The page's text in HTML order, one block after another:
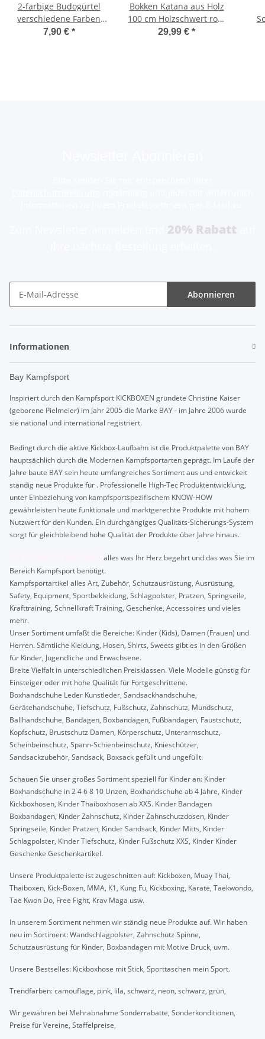
2-farbige Budogürtel
verschiedene Farben
und Längen
7,90 € *
Bokken Katana aus Holz
100 cm Holzschwert rote
Eiche
29,99 € *
20% Rabatt
Abonnieren
Informationen
Bay Kampfsport
Inspiriert durch den Kampfsport KICKBOXEN gründete Christine Kaiser
(geborene Pielmeier) im Jahr 2005 die Marke BAY - im Jahre 2006 wurde
sie national und international registriert.
Bedingt durch die aktive Kickbox-Laufbahn ist die Produktpalette von BAY
hauptsächlich durch die Modernen Kampfsportarten geprägt. Im Laufe der
Jahre baute BAY sein heute umfangreiches Sortiment aus und entwickelt
ständig neue Produkte für . Professionelle High-Tec Produktentwicklung,
unter Einbeziehung von kampfsportspezifischem KNOW-HOW
gewährleisten heute funktionale und marktgerechte Produkte mit hohem
Nutzwert für den Kunden. Ein durchgängiges Qualitäts-Sicherungs-System
sorgt für gleichbleibend hohe Qualität der Produkte über Jahre hinaus.
alles was Ihr Herz begehrt und das was Sie im
Bereich Kampfsport benötigt.
Kampfsportartikel alles Art, Zubehör, Schutzausrüstung, Ausrüstung,
Safety, Equipment, Sportbekleidung, Schlagpolster, Pratzen, Springseile,
Krafttraining, Schnellkraft Training, Geschenke, Accessoires und vieles
mehr.
Unser Sortiment umfaßt die Bereiche: Kinder (Kids), Damen (Frauen) und
Herren. Sämtliche Kleidung, Hosen, Shirts, Sweets gibt es in den Größen
für Kinder, Jugendliche und Erwachsene.
Breite Vielfalt in unterschiedlichen Preisklassen. Viele Modelle günstig für
Einsteiger oder mit hohe Qualität für Fortgeschrittene.
Boxhandschuhe Leder Kunstleder, Sandsackhandschuhe,
Gerätehandschuhe, Tiefschutz, Fußschutz, Zahnschutz, Mundschutz,
Ballhandschuhe, Bandagen, Boxbandagen, Fußbandagen, Faustschutz,
Kopfschutz, Brustschutz Damen, Körperschutz, Unterarmschutz,
Scheinbeinschutz, Spann-Schienbeinschutz, Knieschützer,
Sandsackzubehör, Sandsack, Boxsack gefüllt und ungefüllt.
Schauen Sie unser großes Sortiment speziell für Kinder an: Kinder
Boxhandschuhe in 2 4 6 8 10 Unzen, Boxhandschuhe ab 4 Jahre, Kinder
Kickboxhosen, Kinder Thaiboxhosen ab XXS. Kinder Bandagen
Boxbandagen, Kinder Zahnschutz, Kinder Zahnschutzdosen, Kinder
Springseile, Kinder Pratzen, Kinder Sandsack, Kinder Mitts, Kinder
Schlagpolster, Kinder Tiefschutz, Kinder Fußschutz XXS, Kinder Kinder
Geschenke Geschenkartikel.
Unsere Produktpalette ist zugeschnitten auf: Kickboxen, Muay Thai,
Thaiboxen, Kick-Boxen, MMA, K1, Kung Fu, Kickboxing, Karate, Taekwondo,
Tae Kwon Do, Free Fight, Krav Maga usw.
In unserem Sortiment nehmen wir ständig neue Produkte auf. Wir haben
neu im Sortiment: Wandschlagpolster, Zahnschutz Spinne,
Schutzausrüstung für Kinder, Boxbandagen mit Motive Druck, uvm.
Unsere Bestselles: Kickboxhose mit Stick, Sporttaschen mein Sport.
Trendfarben: camouflage, pink, lila, schwarz, neon, schwarz, grün,
Wir gewähren bei Mehrabnahme Sonderrabatte, Sonderkonditionen,
Preise für Vereine, Staffelpreise,